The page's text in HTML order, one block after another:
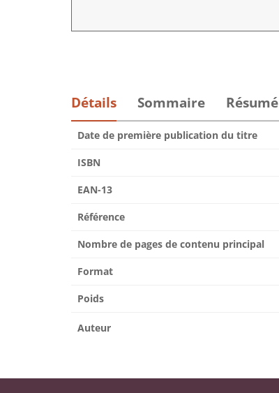
Détails Sommaire Résumé
Date de première publication du titre
ISBN
EAN-13
Référence
Nombre de pages de contenu principal
Format
Poids
Auteur